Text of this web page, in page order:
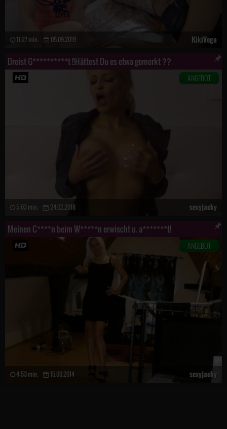
11:27 min. 05.09.2019 KikiVega
Dreist G**********t !!Hättest Du es etwa gemerkt ??
ANGEBOT
5:03 min. 24.02.2018 sexyjacky
Meinen C****n beim W*****n erwischt u. a*******t!
ANGEBOT
4:53 min. 15.09.2014 sexyjacky